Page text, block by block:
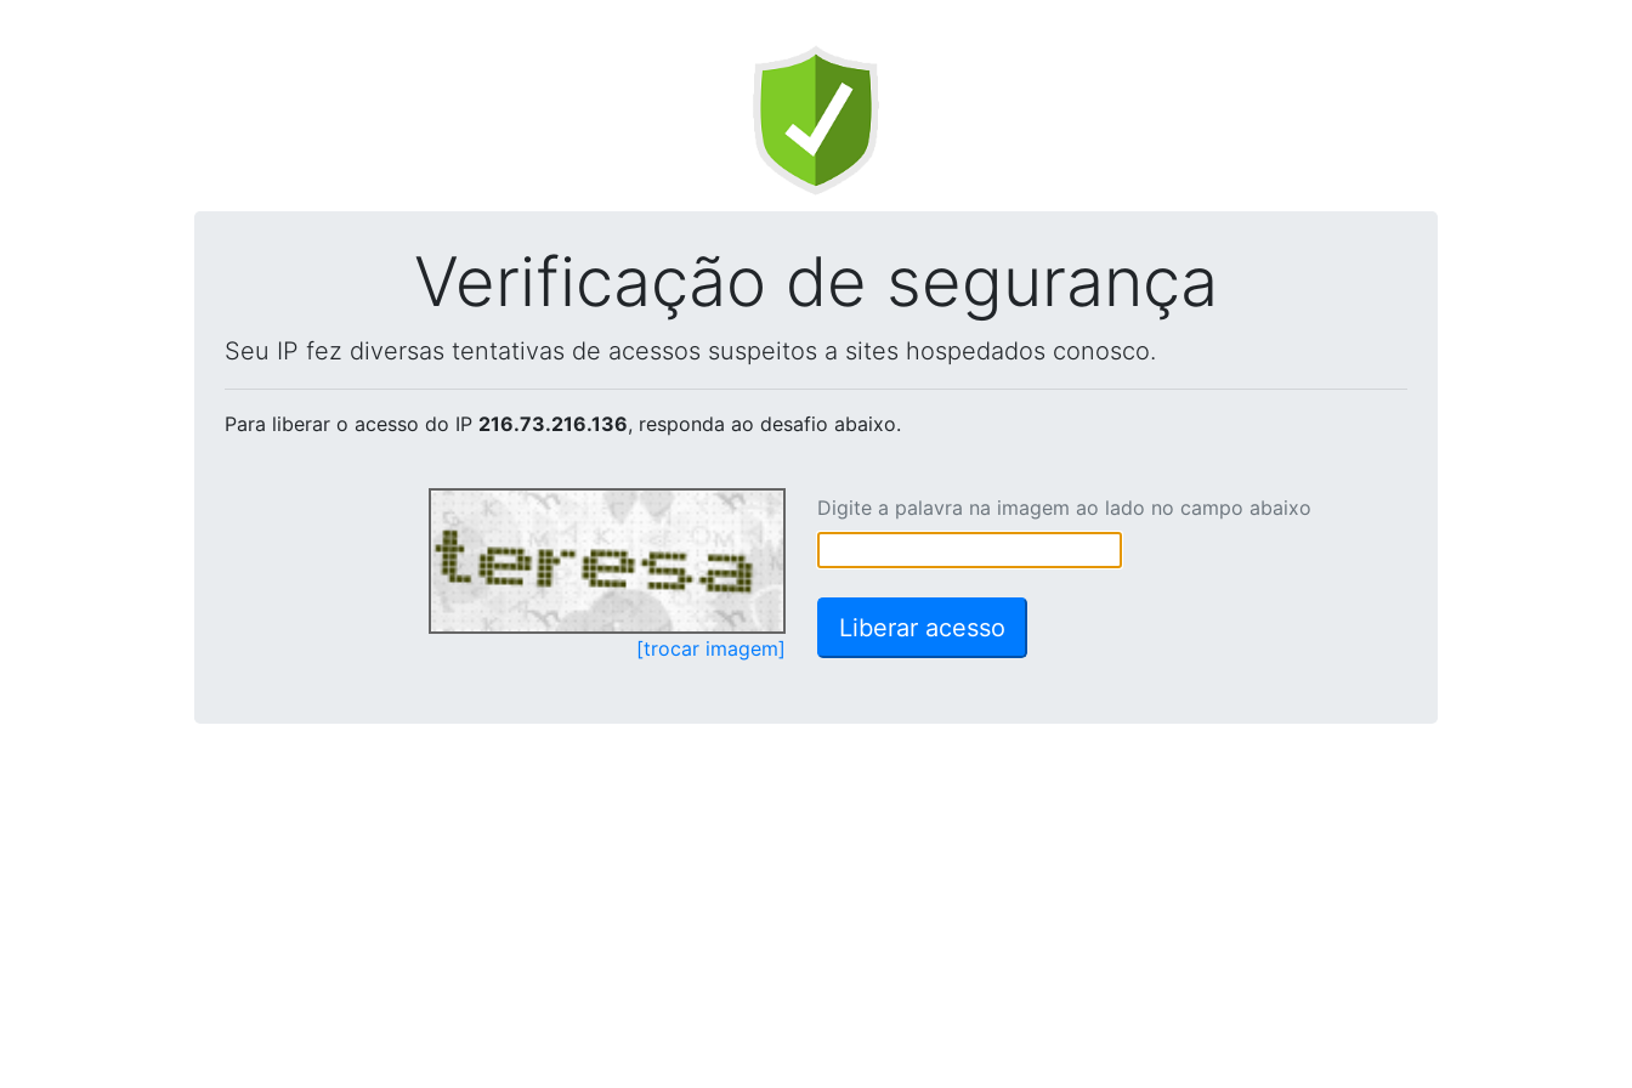
Verificação de segurança
Seu IP fez diversas tentativas de acessos suspeitos a sites hospedados conosco.
Para liberar o acesso do IP 216.73.216.136, responda ao desafio abaixo.
[trocar imagem]
Digite a palavra na imagem ao lado no campo abaixo